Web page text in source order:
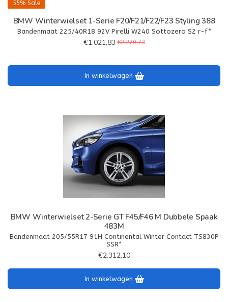
55% Sale
BMW Winterwielset 1-Serie F20/F21/F22/F23 Styling 388
Bandenmaat 225/40R18 92V Pirelli W240 Sottozero S2 r-f*
€1.021,83 €2.270,73
In winkelwagen
BMW Winterwielset 2-Serie GT F45/F46 M Dubbele Spaak
483M
Bandenmaat 205/55R17 91H Continental Winter Contact TS830P
SSR*
€2.312,10
In winkelwagen